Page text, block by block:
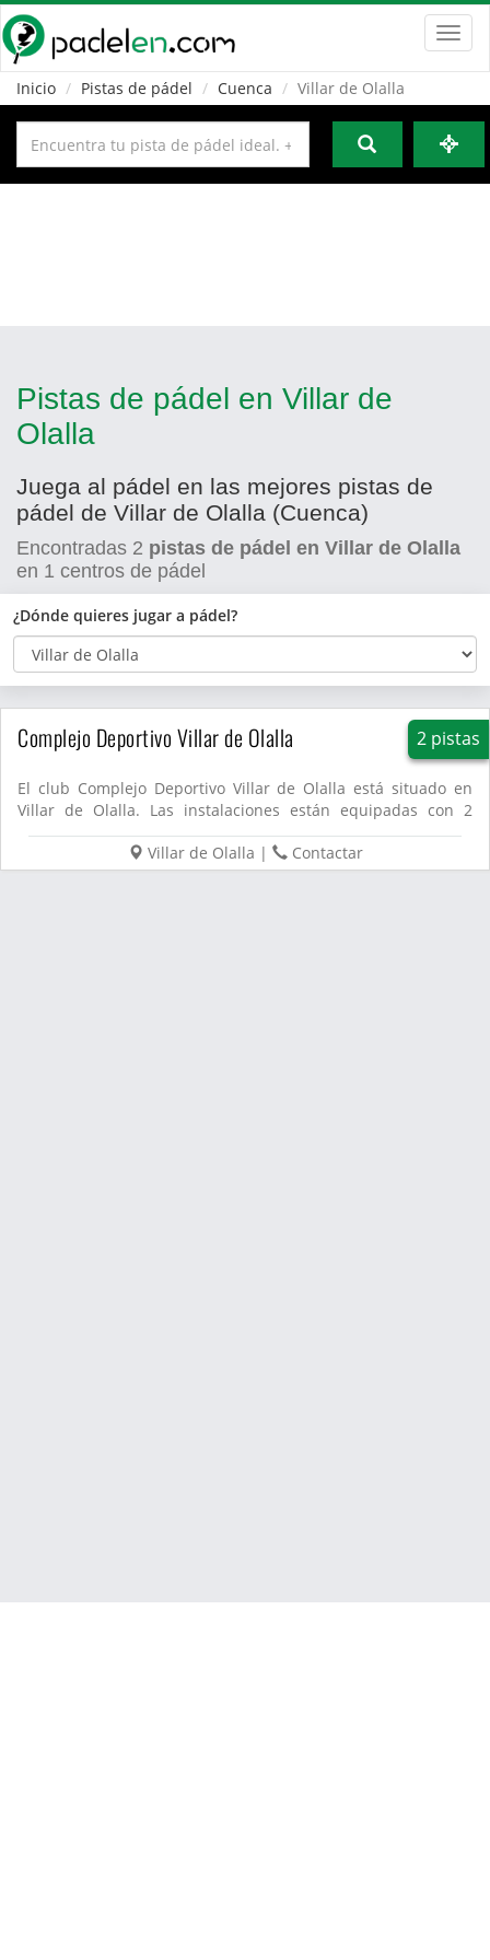
Inicio
Pistas de pádel Cuenca Villar de Olalla
Pistas de pádel en Villar de
Olalla
Juega al pádel en las mejores pistas de
pádel de Villar de Olalla (Cuenca)
Encontradas 2 pistas de pádel en Villar de Olalla
en 1 centros de pádel
¿Dónde quieres jugar a pádel?
Complejo Deportivo Villar de Olalla 2 pistas
El club Complejo Deportivo Villar de Olalla está situado en
Villar de Olalla. Las instalaciones están equipadas con 2
pista...
Villar de Olalla | Contactar